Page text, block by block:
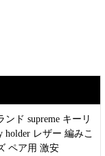
ド supreme キーリ
holder レザー 編みこ
ペア用 激安